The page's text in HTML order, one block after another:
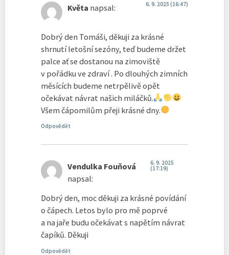
Květa napsal: 6. 9. 2025 (16:47)
Dobrý den Tomáši, děkuji za krásné
shrnutí letošní sezóny, teď budeme držet
palce ať se dostanou na zimoviště
v pořádku ve zdraví . Po dlouhých zimních
měsících budeme netrpělivě opět
očekávat návrat našich miláčků.
Všem čápomilům přeji krásné dny.
Odpovědět
Vendulka Fouňová
napsal:
6. 9. 2025
(17:19)
Dobrý den, moc děkuji za krásné povídání
o čápech. Letos bylo pro mě poprvé
a na jaře budu očekávat s napětím návrat
čapíků. Děkuji
Odpovědět